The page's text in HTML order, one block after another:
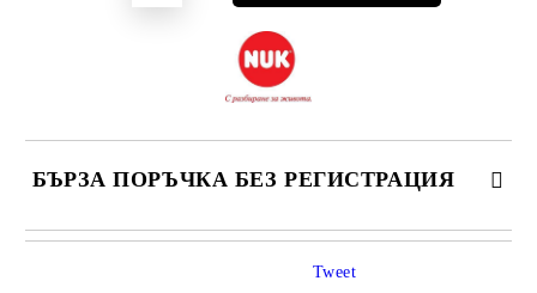
БЪРЗА ПОРЪЧКА БЕЗ РЕГИСТРАЦИЯ
САМО ПОПЪЛНЕТЕ 4 ПОЛЕТА
Tweet